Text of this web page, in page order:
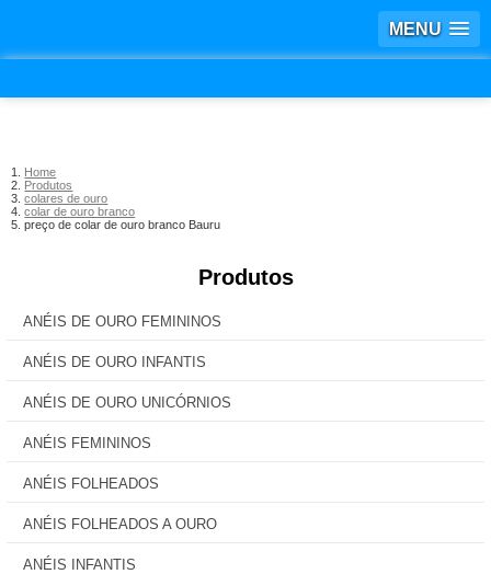
MENU
Home
Produtos
colares de ouro
colar de ouro branco
preço de colar de ouro branco Bauru
Produtos
ANÉIS DE OURO FEMININOS
ANÉIS DE OURO INFANTIS
ANÉIS DE OURO UNICÓRNIOS
ANÉIS FEMININOS
ANÉIS FOLHEADOS
ANÉIS FOLHEADOS A OURO
ANÉIS INFANTIS